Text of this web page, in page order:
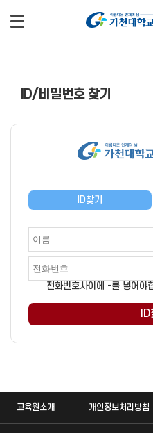
ID/비밀번호 찾기
ID찾기
전화번호사이에 -를 넣어
교육원소개 개인정보처리방침